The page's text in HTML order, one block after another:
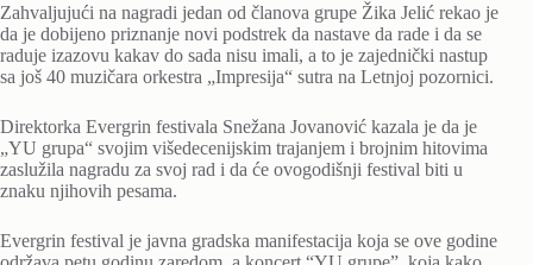
Zahvaljujući na nagradi jedan od članova grupe Žika Jelić rekao je
da je dobijeno priznanje novi podstrek da nastave da rade i da se
raduje izazovu kakav do sada nisu imali, a to je zajednički nastup
sa još 40 muzičara orkestra „Impresija“ sutra na Letnjoj pozornici.
Direktorka Evergrin festivala Snežana Jovanović kazala je da je
„YU grupa“ svojim višedecenijskim trajanjem i brojnim hitovima
zaslužila nagradu za svoj rad i da će ovogodišnji festival biti u
znaku njihovih pesama.
Evergrin festival je javna gradska manifestacija koja se ove godine